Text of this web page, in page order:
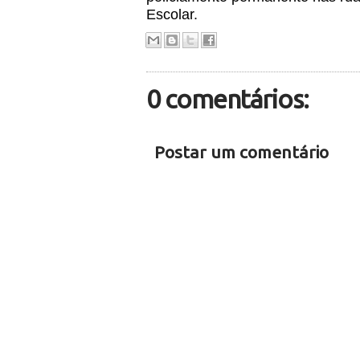
Escolar.
0 comentários:
Postar um comentário